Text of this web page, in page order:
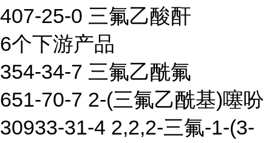
407-25-0 三氟乙酸酐
6个下游产品
354-34-7 三氟乙酰氟
651-70-7 2-(三氟乙酰基)噻吩
30933-31-4 2,2,2-三氟-1-(3-